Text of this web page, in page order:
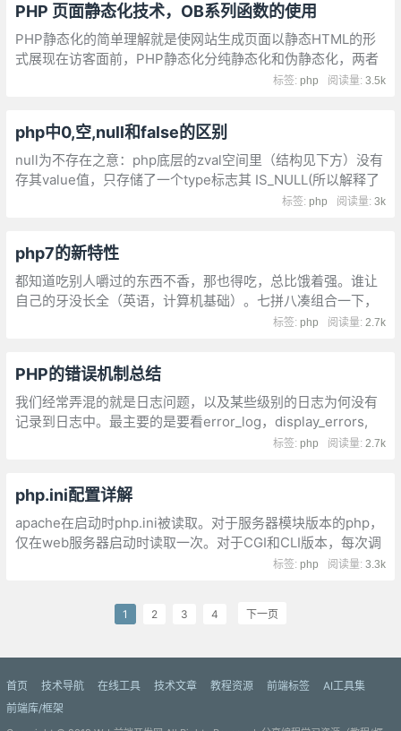
PHP 页面静态化技术，OB系列函数的使用
PHP静态化的简单理解就是使网站生成页面以静态HTML的形
式展现在访客面前，PHP静态化分纯静态化和伪静态化，两者
的区别在于PHP生成静态页面的处理机制不同。
阅读量:3.5k
标签:php
php中0,空,null和false的区别
null为不存在之意：php底层的zval空间里（结构见下方）没有
存其value值，只存储了一个type标志其 IS_NULL(所以解释了
empty(null)=true，isset(null)=false ，isset(‘‘)=true)阅读量:3k
标签:php
php7的新特性
都知道吃别人嚼过的东西不香，那也得吃，总比饿着强。谁让
自己的牙没长全（英语，计算机基础）。七拼八凑组合一下，
加上自己的理解。重点还是要多看多学，哪怕一篇文章只吸取
阅读量: 2.7k
标签:php
PHP的错误机制总结
我们经常弄混的就是日志问题，以及某些级别的日志为何没有
记录到日志中。最主要的是要看error_log，display_errors,
log_errors这三个配置，只是在看配置的时候，我们还要注意
阅读量: 2.7k
标签:php
php.ini配置详解
apache在启动时php.ini被读取。对于服务器模块版本的php，
仅在web服务器启动时读取一次。对于CGI和CLI版本，每次调
用都会被读取，Apache Web服务器在启动时会把目录转到根
阅读量:3.3k
标签:php
1 2 3 4 下一页
首页 技术导航 在线工具 技术文章 教程资源 前端标签
AI工具集
前端库/框架